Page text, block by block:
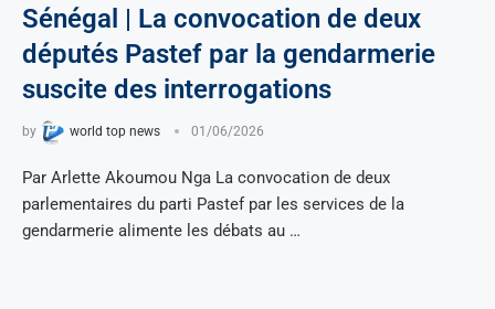
Sénégal | La convocation de deux
députés Pastef par la gendarmerie
suscite des interrogations
by world top news 01/06/2026
Par Arlette Akoumou Nga La convocation de deux
parlementaires du parti Pastef par les services de la
gendarmerie alimente les débats au …